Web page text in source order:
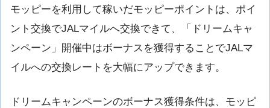
モッピーを利用して稼いだモッピーポイントは、ポイ
ント交換でJALマイルへ交換できて、「ドリームキャ
ンペーン」開催中はボーナスを獲得することでJALマ
イルへの交換レートを大幅にアップできます。
ドリームキャンペーンのボーナス獲得条件は、モッピ